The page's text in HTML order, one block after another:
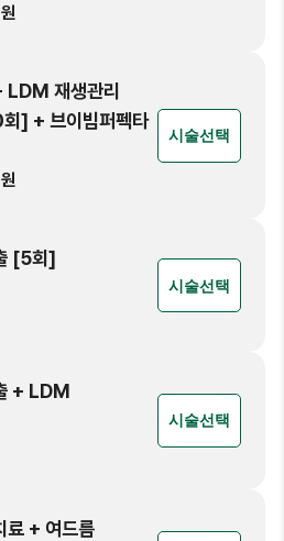
원
LDM 재생관리
] + 브이빔퍼펙타
원
시술선택
[5회]
시술선택
+ LDM
시술선택
료 + 여드름